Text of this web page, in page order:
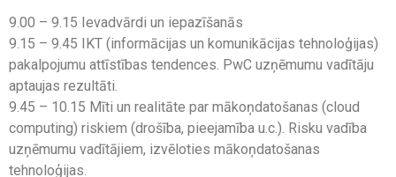
9.00 – 9.15 Ievadvārdi un iepazīšanās
9.15 – 9.45 IKT (informācijas un komunikācijas tehnoloģijas)
pakalpojumu attīstības tendences. PwC uzņēmumu vadītāju
aptaujas rezultāti.
9.45 – 10.15 Mīti un realitāte par mākoņdatošanas (cloud
computing) riskiem (drošība, pieejamība u.c.). Risku vadība
uzņēmumu vadītājiem, izvēloties mākoņdatošanas
tehnoloģijas.